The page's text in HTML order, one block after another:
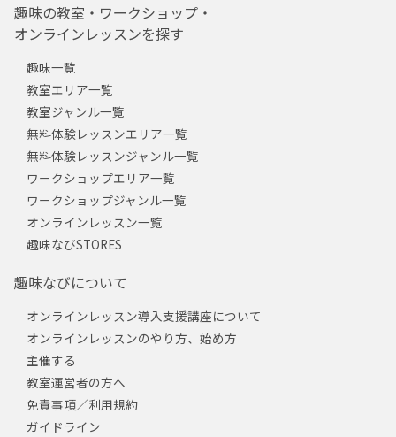
趣味の教室・ワークショップ・
オンラインレッスンを探す
趣味一覧
教室エリア一覧
教室ジャンル一覧
無料体験レッスンエリア一覧
無料体験レッスンジャンル一覧
ワークショップエリア一覧
ワークショップジャンル一覧
オンラインレッスン一覧
趣味なびSTORES
趣味なびについて
オンラインレッスン導入支援講座について
オンラインレッスンのやり方、始め方
主催する
教室運営者の方へ
免責事項／利用規約
ガイドライン